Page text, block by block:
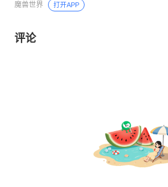
魔兽世界 打开APP
评论